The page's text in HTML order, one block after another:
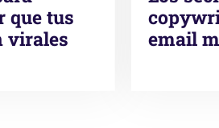
que tus
virales
email